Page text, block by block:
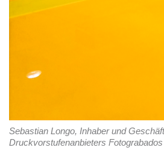
Sebastian Longo, Inhaber und
Druckvorstufenanbieters